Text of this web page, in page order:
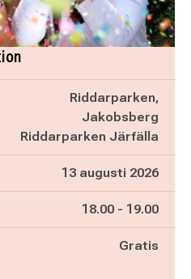
Riddarparken,
Jakobsberg
Riddarparken Järfälla
13 augusti 2026
Pågår mellan
18.00 - och
19.00
Gratis